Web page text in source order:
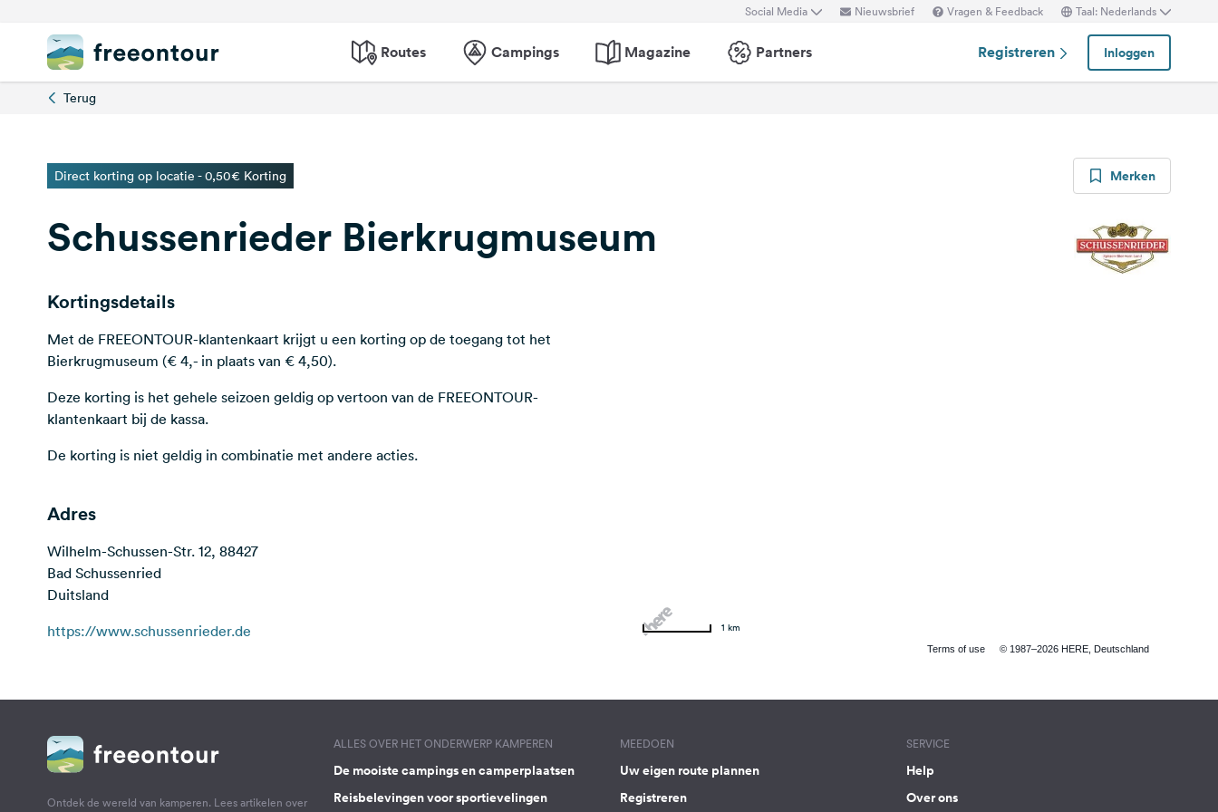
Social Media Nieuwsbrief Vragen & Feedback Taal: Nederlands
Routes Campings Magazine Partners Registreren Inloggen
Terug
Direct korting op locatie - 0,50€ Korting Merken
Schussenrieder Bierkrugmuseum
Kortingsdetails
Met de FREEONTOUR-klantenkaart krijgt u een korting op de toegang tot het
Bierkrugmuseum (€ 4,- in plaats van € 4,50).
Deze korting is het gehele seizoen geldig op vertoon van de FREEONTOUR-
klantenkaart bij de kassa.
De korting is niet geldig in combinatie met andere acties.
Adres
Wilhelm-Schussen-Str. 12, 88427
Bad Schussenried
Duitsland
https://www.schussenrieder.de
Terms of use © 1987–2026 HERE, Deutschland
1 km
Ontdek de wereld van kamperen. Lees artikelen over
ALLES OVER HET ONDERWERP KAMPEREN
De mooiste campings en camperplaatsen
Reisbelevingen voor sportievelingen
MEEDOEN
Uw eigen route plannen
Registreren
SERVICE
Help
Over ons